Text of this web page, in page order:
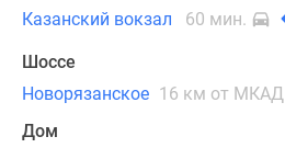
Казанский вокзал
60 мин.
Шоссе
Новорязанское 16 км от МКАД
Дом